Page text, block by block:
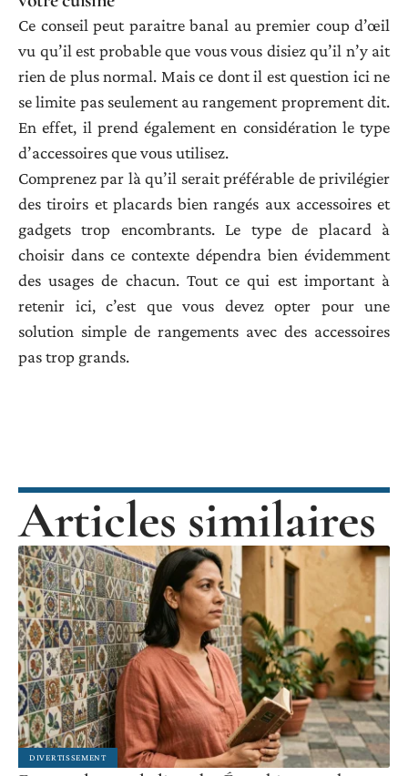
Ce conseil peut paraitre banal au premier coup d’œil
vu qu’il est probable que vous vous disiez qu’il n’y ait
rien de plus normal. Mais ce dont il est question ici ne
se limite pas seulement au rangement proprement dit.
En effet, il prend également en considération le type
d’accessoires que vous utilisez.
Comprenez par là qu’il serait préférable de privilégier
des tiroirs et placards bien rangés aux accessoires et
gadgets trop encombrants. Le type de placard à
choisir dans ce contexte dépendra bien évidemment
des usages de chacun. Tout ce qui est important à
retenir ici, c’est que vous devez opter pour une
solution simple de rangements avec des accessoires
pas trop grands.
Articles similaires
DIVERTISSEMENT